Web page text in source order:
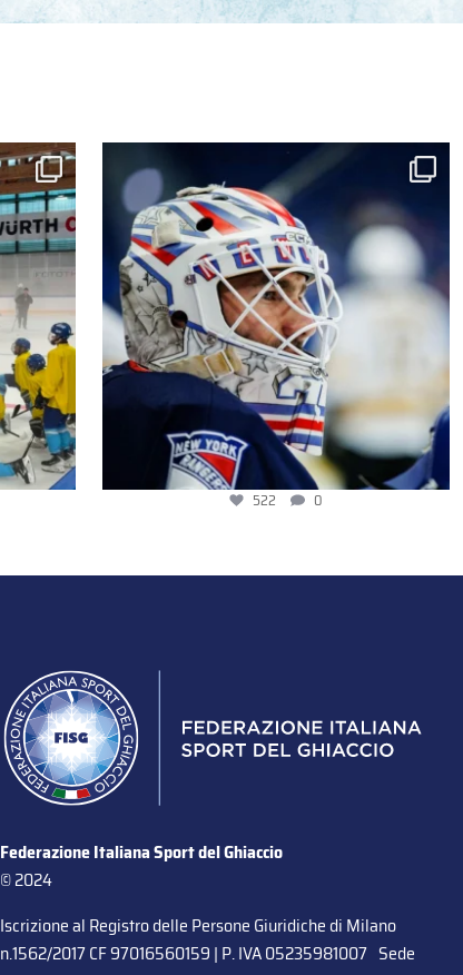
522 0
Federazione Italiana Sport del Ghiaccio
© 2024
Iscrizione al Registro delle Persone Giuridiche di Milano
n.1562/2017 CF 97016560159 | P. IVA 05235981007 Sede